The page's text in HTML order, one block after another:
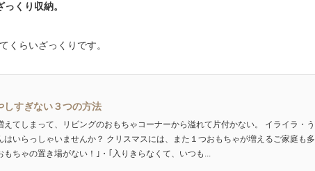
くり収納。
くらいざっくりです。
しすぎない３つの方法
てしまって、リビングのおもちゃコーナーから溢れて片付かない。 イライラ・う
はいらっしゃいませんか？ クリスマスには、また１つおもちゃが増えるご家庭も多
ちゃの置き場がない！｣・｢入りきらなくて、いつも...